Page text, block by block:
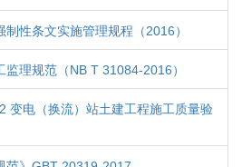
性条文实施管理规程（2016）
监理规范（NB T 31084-2016）
变电（换流）站土建工程施工质量验